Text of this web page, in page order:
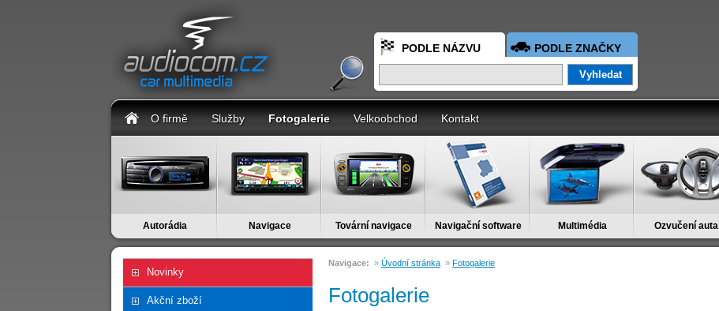
PODLE NÁZVU PODLE ZNAČKY
O firmě Služby Fotogalerie Velkoobchod Kontakt
Autorádia Navigace Tovární navigace Navigační software Multimédia Ozvučení auta
Novinky
Akční zboží
Navigace: » Úvodní stránka » Fotogalerie
Fotogalerie